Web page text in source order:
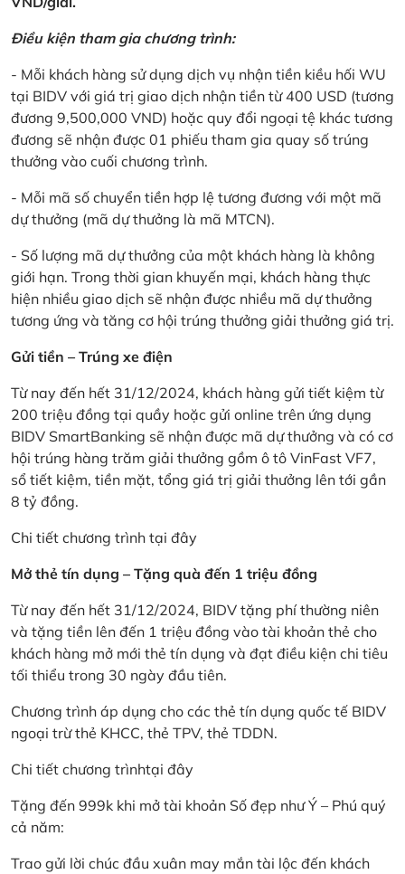
Điều kiện tham gia chương trình:
- Mỗi khách hàng sử dụng dịch vụ nhận tiền kiều hối WU
tại BIDV với giá trị giao dịch nhận tiền từ 400 USD (tương
đương 9,500,000 VND) hoặc quy đổi ngoại tệ khác tương
đương sẽ nhận được 01 phiếu tham gia quay số trúng
thưởng vào cuối chương trình.
- Mỗi mã số chuyển tiền hợp lệ tương đương với một mã
dự thưởng (mã dự thưởng là mã MTCN).
- Số lượng mã dự thưởng của một khách hàng là không
giới hạn. Trong thời gian khuyến mại, khách hàng thực
hiện nhiều giao dịch sẽ nhận được nhiều mã dự thưởng
tương ứng và tăng cơ hội trúng thưởng giải thưởng giá trị.
Gửi tiền – Trúng xe điện
Từ nay đến hết 31/12/2024, khách hàng gửi tiết kiệm từ
200 triệu đồng tại quầy hoặc gửi online trên ứng dụng
BIDV SmartBanking sẽ nhận được mã dự thưởng và có cơ
hội trúng hàng trăm giải thưởng gồm ô tô VinFast VF7,
sổ tiết kiệm, tiền mặt, tổng giá trị giải thưởng lên tới gần
8 tỷ đồng.
Chi tiết chương trình tại đây
Mở thẻ tín dụng – Tặng quà đến 1 triệu đồng
Từ nay đến hết 31/12/2024, BIDV tặng phí thường niên
và tặng tiền lên đến 1 triệu đồng vào tài khoản thẻ cho
khách hàng mở mới thẻ tín dụng và đạt điều kiện chi tiêu
tối thiểu trong 30 ngày đầu tiên.
Chương trình áp dụng cho các thẻ tín dụng quốc tế BIDV
ngoại trừ thẻ KHCC, thẻ TPV, thẻ TDDN.
Chi tiết chương trìnhtại đây
Tặng đến 999k khi mở tài khoản Số đẹp như Ý – Phú quý
cả năm:
Trao gửi lời chúc đầu xuân may mắn tài lộc đến khách